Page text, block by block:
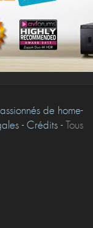
de home-
- Crédits -Tous